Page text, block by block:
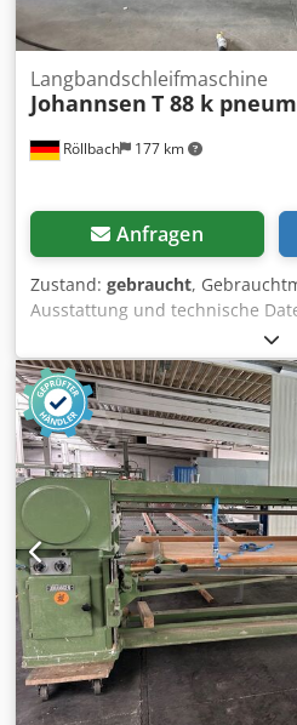
Röllbach 177 km
Langbandschleifmaschine
Johannsen T 88 k
Anfragen
Zustand: gebraucht,
Ausstattung und technische
polumschaltbar 750/1500 Upm
und 22 m/sec mit
(2840 U/min. Luftmenge
mm Nutzbare Arbeitslänge
Nxneglek Tischhub 320 mm
mm Inkl. pneumatischem
Absaugstutzen 180 mm
Gewicht 1300 kg Verfügbarkeit:
Standort:Röllbach